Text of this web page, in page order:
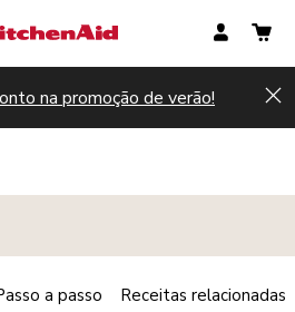
na promoção de verão!
Print
a passo Receitas relacionadas